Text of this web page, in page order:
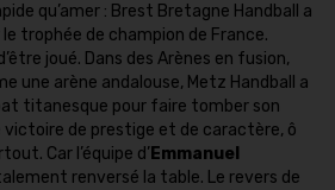
qu’amer : Brest Bretagne Handball a
trophée de champion de France.
joué. Dans des Arènes en fusion,
une arène andalouse, Metz Handball a
titanesque pour faire tomber son
victoire de prestige et de caractère, ô
Car l’équipe d’Emmanuel
renversé la table. Le revers de